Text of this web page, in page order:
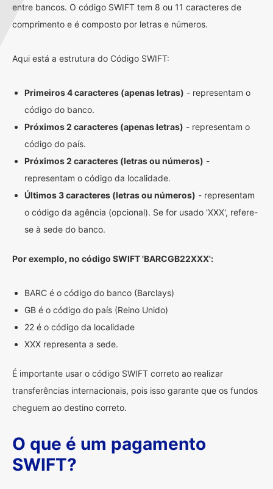
entre bancos. O código SWIFT tem 8 ou 11 caracteres de
comprimento e é composto por letras e números.
Aqui está a estrutura do Código SWIFT:
Primeiros 4 caracteres (apenas letras) - representam o
código do banco.
Próximos 2 caracteres (apenas letras) - representam o
código do país.
Próximos 2 caracteres (letras ou números) -
representam o código da localidade.
Últimos 3 caracteres (letras ou números) - representam
o código da agência (opcional). Se for usado 'XXX', refere-
se à sede do banco.
Por exemplo, no código SWIFT 'BARCGB22XXX':
BARC é o código do banco (Barclays)
GB é o código do país (Reino Unido)
22 é o código da localidade
XXX representa a sede.
É importante usar o código SWIFT correto ao realizar
transferências internacionais, pois isso garante que os fundos
cheguem ao destino correto.
O que é um pagamento
SWIFT?